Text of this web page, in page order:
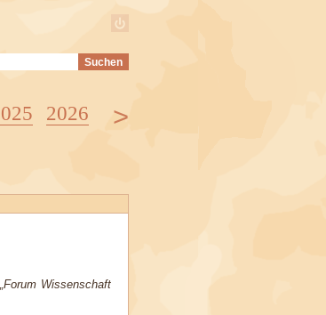
>
2026
Forum Wissenschaft